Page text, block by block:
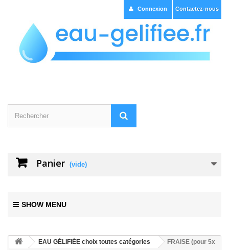
Connexion Contactez-nous
Panier (vide)
SHOW MENU
EAU GÉLIFIÉE choix toutes catégories
FRAISE (pour 5x